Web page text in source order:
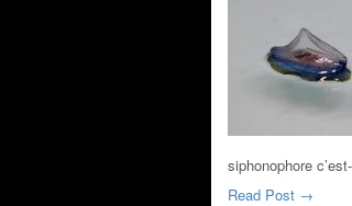
siphonophore
Read Post →